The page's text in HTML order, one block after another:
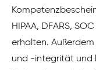
HIPAA, DFARS,
erhalten.
und -integrität und